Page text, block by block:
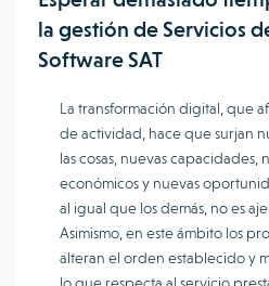
la gestión de Servicios
Software SAT
La transformación digital, que
de actividad, hace que surjan
las cosas, nuevas capacidades,
económicos y nuevas
al igual que los demás, no es
Asimismo, en este ámbito los
alteran el orden establecido y